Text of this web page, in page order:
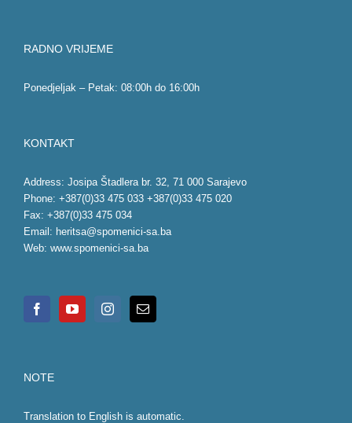
RADNO VRIJEME
Ponedjeljak – Petak: 08:00h do 16:00h
KONTAKT
Address: Josipa Štadlera br. 32, 71 000 Sarajevo
Phone: +387(0)33 475 033 +387(0)33 475 020
Fax: +387(0)33 475 034
Email: heritsa@spomenici-sa.ba
Web: www.spomenici-sa.ba
NOTE
Translation to English is automatic.